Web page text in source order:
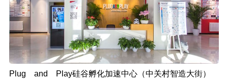
Plug and Play硅谷孵化加速中心（中关村智造大街）